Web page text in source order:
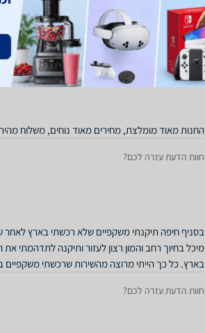
ממתינה להתחדש 🤓
חוות הדעת עזרה לכם?
החנות מאוד מומלצת, מחירים מאוד נוחים, משלוח
חוות הדעת עזרה לכם?
בסניף חיפה תיקנתי משקפיים שלא רכשתי בארץ לאחר
מיכל בחיוך רחב והמון רצון לעזור ותיקנה לתדהמתי
בארץ. כל כך הייתי מרוצה מהשירות שרכשתי
חוות הדעת עזרה לכם?